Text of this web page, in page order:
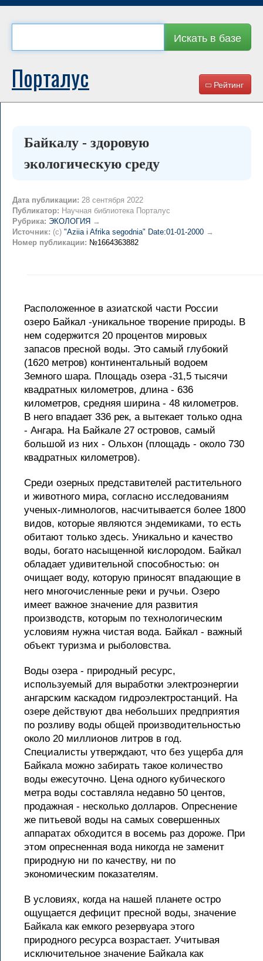
Искать в базе
Рейтинг
Порталус
Байкалу - здоровую
экологическую среду
Дата публикации: 28 сентября 2022
Публикатор: Научная библиотека Порталус
Рубрика: ЭКОЛОГИЯ →
Источник: (c) "Aziia i Afrika segodnia" Date:01-01-2000 →
Номер публикации: №1664363882
Расположенное в азиатской части России
озеро Байкал -уникальное творение природы. В
нем содержится 20 процентов мировых
запасов пресной воды. Это самый глубокий
(1620 метров) континентальный водоем
Земного шара. Площадь озера -31,5 тысячи
квадратных километров, длина - 636
километров, средняя ширина - 48 километров.
В него впадает 336 рек, а вытекает только одна
- Ангара. На Байкале 27 островов, самый
большой из них - Ольхон (площадь - около 730
квадратных километров).
Среди озерных представителей растительного
и животного мира, согласно исследованиям
ученых-лимнологов, насчитывается более 1800
видов, которые являются эндемиками, то есть
обитают только здесь. Уникально и качество
воды, богато насыщенной кислородом. Байкал
обладает удивительной способностью: он
очищает воду, которую приносят впадающие в
него многочисленные реки и ручьи. Озеро
имеет важное значение для развития
производств, которым по технологическим
условиям нужна чистая вода. Байкал - важный
объект туризма и рыболовства.
Воды озера - природный ресурс,
используемый для выработки электроэнергии
ангарским каскадом гидроэлектростанций. На
озере действуют два небольших предприятия
по розливу воды общей производительностью
около 20 миллионов литров в год.
Специалисты утверждают, что без ущерба для
Байкала можно забирать такое количество
воды ежесуточно. Цена одного кубического
метра воды составляла недавно 50 центов,
продажная - несколько долларов. Опреснение
же питьевой воды на самых совершенных
аппаратах обходится в восемь раз дороже. При
этом опресненная вода никогда не заменит
природную ни по качеству, ни по
экономическим показателям.
В условиях, когда на нашей планете остро
ощущается дефицит пресной воды, значение
Байкала как емкого резервуара этого
природного ресурса возрастает. Учитывая
исключительное значение Байкала как